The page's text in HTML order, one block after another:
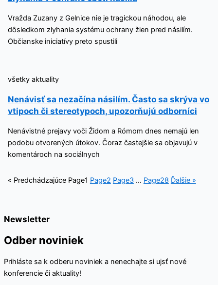
Vražda Zuzany z Gelnice nie je tragickou náhodou, ale
dôsledkom zlyhania systému ochrany žien pred násilím.
Občianske iniciatívy preto spustili
všetky aktuality
Nenávisť sa nezačína násilím. Často sa skrýva vo
vtipoch či stereotypoch, upozorňujú odborníci
Nenávistné prejavy voči Židom a Rómom dnes nemajú len
podobu otvorených útokov. Čoraz častejšie sa objavujú v
komentároch na sociálnych
« Predchádzajúce Page1 Page2 Page3 … Page28 Ďalšie »
Newsletter
Odber noviniek
Prihláste sa k odberu noviniek a nenechajte si ujsť nové
konferencie či aktuality!